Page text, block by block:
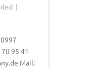
95 41
Mail: